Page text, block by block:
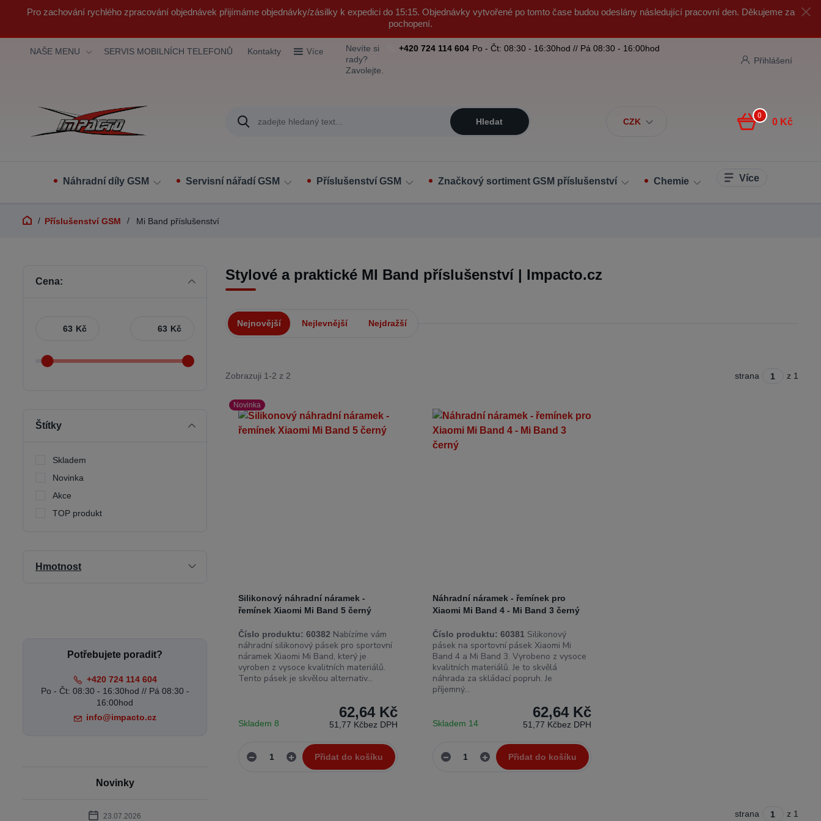
Pro zachování rychlého zpracování objednávek přijímáme objednávky/zásilky k expedici do 15:15. Objednávky vytvořené po tomto čase budou odeslány následující pracovní den. Děkujeme za
pochopení.
NAŠE MENU SERVIS MOBILNÍCH TELEFONŮ Kontakty Více
CZK
Přihlášení
Hledat
Nevíte si
rady?
Zavolejte.
+420 724 114 604 Po - Čt: 08:30 - 16:30hod // Pá 08:30 - 16:00hod
0
0 Kč
Náhradní díly GSM Servisní nářadí GSM Příslušenství GSM Značkový sortiment GSM příslušenství Chemie Více
Příslušenství GSM Mi Band příslušenství
Stylové a praktické MI Band příslušenství | Impacto.cz
Nejnovější Nejlevnější Nejdražší
Zobrazuji 1-2 z 2 strana z 1
Novinka
Silikonový náhradní náramek -
řemínek Xiaomi Mi Band 5 černý
Číslo produktu: 60382 Nabízíme vám
náhradní silikonový pásek pro sportovní
náramek Xiaomi Mi Band, který je
vyroben z vysoce kvalitních materiálů.
Tento pásek je skvělou alternativ...
62,64 Kč
51,77 Kčbez DPH
Skladem 8
Přidat do košíku
Náhradní náramek - řemínek pro
Xiaomi Mi Band 4 - Mi Band 3 černý
Číslo produktu: 60381Silikonový
pásek na sportovní pásek Xiaomi Mi
Band 4 a Mi Band 3. Vyrobeno z vysoce
kvalitních materiálů. Je to skvělá
náhrada za skládací popruh. Je
příjemný...
62,64 Kč
51,77 Kčbez DPH
Skladem 14
Přidat do košíku
strana z 1
Cena:
Kč Kč
Štítky
Skladem
Novinka
Akce
TOP produkt
Hmotnost
Potřebujete poradit?
+420 724 114 604
Po - Čt: 08:30 - 16:30hod // Pá 08:30 -
16:00hod
info@impacto.cz
Novinky
23.07.2026